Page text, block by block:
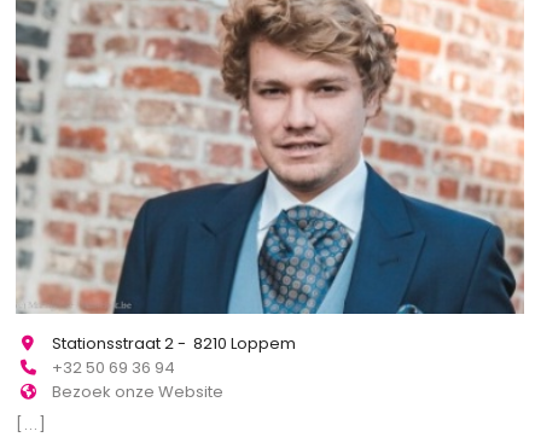
Stationsstraat 2 - 8210 Loppem
+32 50 69 36 94
Bezoek onze Website
[...]